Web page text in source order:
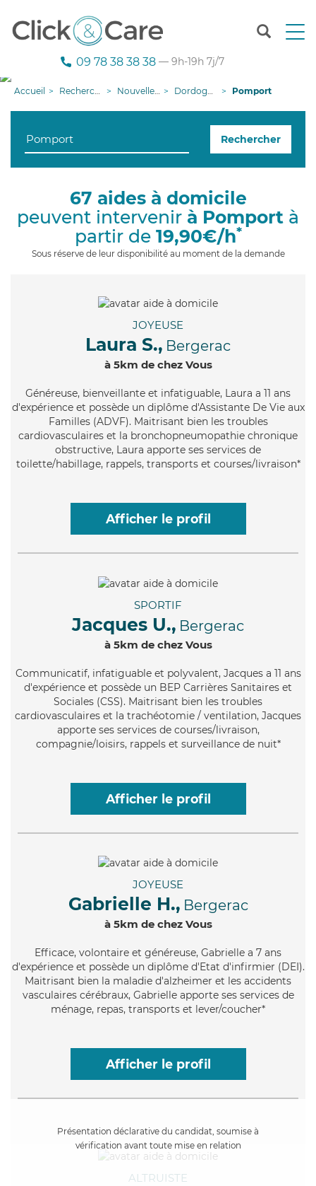
T
n
g
i
09 78 38 38 38 — 9h-19h 7j/7
Accueil Recherche aide à domicile Nouvelle-Aquitaine Dordogne Pomport
Rechercher
67 aides à domicile
peuvent intervenir à Pomport à
partir de 19,90€/h*
Sous réserve de leur disponibilité au moment de la demande
JOYEUSE
Laura S., Bergerac
à 5km de chez Vous
Généreuse, bienveillante et infatiguable, Laura a 11 ans
d'expérience et possède un diplôme d'Assistante De Vie aux
Familles (ADVF). Maitrisant bien les troubles
cardiovasculaires et la bronchopneumopathie chronique
obstructive, Laura apporte ses services de
toilette/habillage, rappels, transports et courses/livraison*
Afficher le profil
SPORTIF
Jacques U., Bergerac
à 5km de chez Vous
Communicatif, infatiguable et polyvalent, Jacques a 11 ans
d'expérience et possède un BEP Carrières Sanitaires et
Sociales (CSS). Maitrisant bien les troubles
cardiovasculaires et la trachéotomie / ventilation, Jacques
apporte ses services de courses/livraison,
compagnie/loisirs, rappels et surveillance de nuit*
Afficher le profil
JOYEUSE
Gabrielle H., Bergerac
à 5km de chez Vous
Efficace, volontaire et généreuse, Gabrielle a 7 ans
d'expérience et possède un diplôme d'Etat d'infirmier (DEI).
Maitrisant bien la maladie d'alzheimer et les accidents
vasculaires cérébraux, Gabrielle apporte ses services de
ménage, repas, transports et lever/coucher*
Afficher le profil
Présentation déclarative du candidat, soumise à
vérification avant toute mise en relation
ALTRUISTE